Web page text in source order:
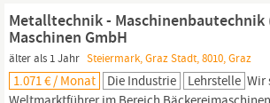
hochkomplexen Bauteilen auf konventionellen
Metalltechnik - Maschinenbautechnik
Maschinen GmbH
älter als 1 Jahr Steiermark, Graz Stadt, 8010, Graz
1.071 € / Monat Die Industrie Lehrstelle Wir